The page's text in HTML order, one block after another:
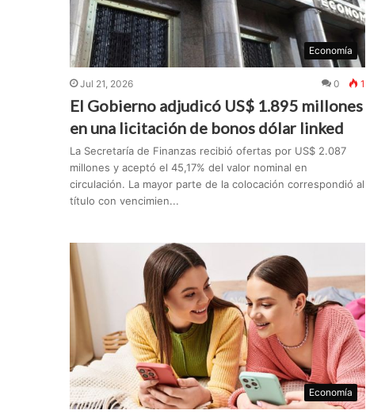
Economía
Jul 21, 2026 0 1
El Gobierno adjudicó US$ 1.895 millones
en una licitación de bonos dólar linked
La Secretaría de Finanzas recibió ofertas por US$ 2.087
millones y aceptó el 45,17% del valor nominal en
circulación. La mayor parte de la colocación correspondió al
título con vencimien...
Economía